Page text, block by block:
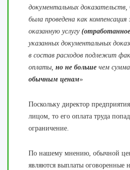
документальных
была проведена как
оказанную услугу
указанных документальных
в состав расходов подлежит
оплаты, но не больше чем
обычным ценам»
Поскольку директор
лицом, то его оплата труда
ограничение.
По нашему мнению, обычной
являются выплаты оговоренные